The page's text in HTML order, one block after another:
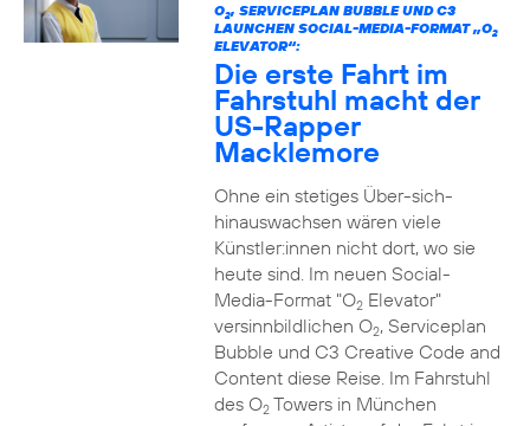
O2, SERVICEPLAN BUBBLE UND C3
LAUNCHEN SOCIAL-MEDIA-FORMAT „O2
ELEVATOR“:
Die erste Fahrt im
Fahrstuhl macht der
US-Rapper
Macklemore
Ohne ein stetiges Über-sich-
hinauswachsen wären viele
Künstler:innen nicht dort, wo sie
heute sind. Im neuen Social-
Media-Format "O2Elevator"
versinnbildlichen O2, Serviceplan
Bubble und C3 Creative Code and
Content diese Reise. Im Fahrstuhl
des O2Towers in München